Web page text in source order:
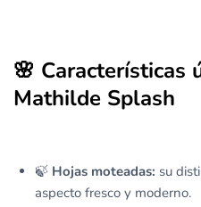
🌸 Características
Mathilde Splash
🍃 Hojas moteadas: su
aspecto fresco y moderno.